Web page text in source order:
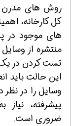
روش های مدرن
کل کارخانه،
های موجود در
منتشره از
تست کردن در
این حالت باید
وسایل را در نظر
پیشرفته،
ضروری است.